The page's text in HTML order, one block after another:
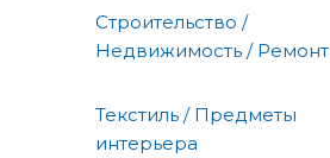
Строительство /
Недвижимость / Ремонт
Текстиль / Предметы
интерьера